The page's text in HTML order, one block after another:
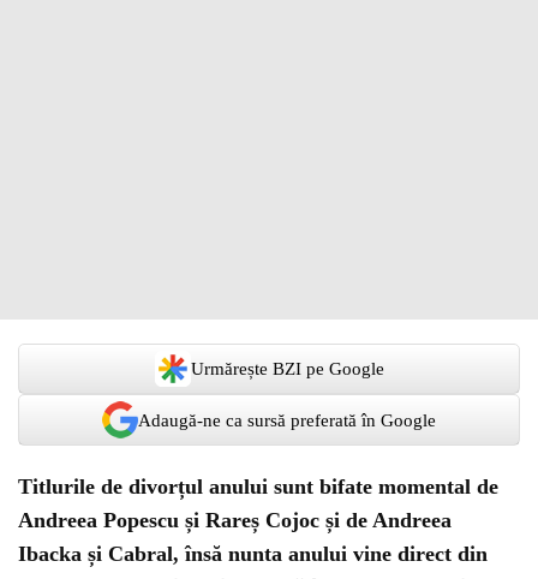
Urmărește BZI pe Google
Adaugă-ne ca sursă preferată în Google
Titlurile de divorțul anului sunt bifate momental de
Andreea Popescu și Rareș Cojoc și de Andreea
Ibacka și Cabral, însă nunta anului vine direct din